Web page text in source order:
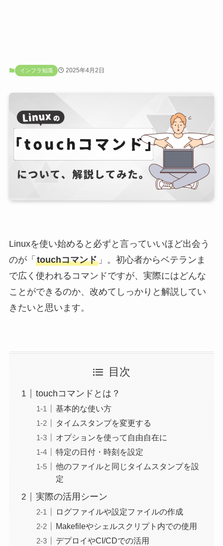
インフラ知識 2025年4月2日
Linuxを使い始めると必ずと言っていいほど出会う
のが「 touchコマンド」。初心者からベテランま
で広く使われるコマンドですが、実際にはどんな
ことができるのか、改めてしっかりと解説してい
きたいと思います。
目次
touchコマンドとは？
基本的な使い方
タイムスタンプを変更する
オプションを使って自由自在に
特定の日付・時刻を設定
他のファイルと同じタイムスタンプを設
定
実際の活用シーン
ログファイルや設定ファイルの作成
Makefileやシェルスクリプト内での使用
デプロイやCI/CDでの活用